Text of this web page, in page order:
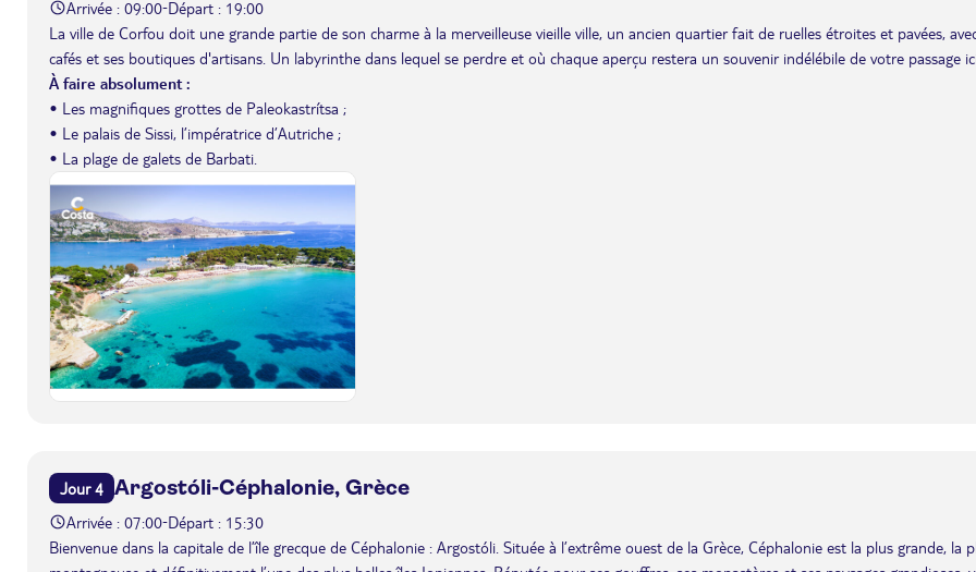
Arrivée : 09:00-Départ : 19:00
La ville de Corfou doit une grande partie de son charme à la merveilleuse vieille ville, un ancien quartier fait de ruelles étroites et pavées,
cafés et ses boutiques d'artisans. Un labyrinthe dans lequel se perdre et où chaque aperçu restera un souvenir indélébile de votre passage
À faire absolument :
• Les magnifiques grottes de Paleokastrítsa ;
• Le palais de Sissi, l’impératrice d’Autriche ;
• La plage de galets de Barbati.
Jour 4 Argostóli-Céphalonie, Grèce
Arrivée : 07:00-Départ : 15:30
Bienvenue dans la capitale de l’île grecque de Céphalonie : Argostóli. Située à l’extrême ouest de la Grèce, Céphalonie est la plus grande, la